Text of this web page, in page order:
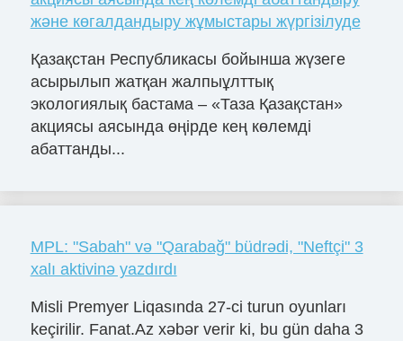
және көгалдандыру жұмыстары жүргізілуде
Қазақстан Республикасы бойынша жүзеге
асырылып жатқан жалпыұлттық
экологиялық бастама – «Таза Қазақстан»
акциясы аясында өңірде кең көлемді
абаттанды...
MPL: "Sabah" və "Qarabağ" büdrədi, "Neftçi" 3
xalı aktivinə yazdırdı
Misli Premyer Liqasında 27-ci turun oyunları
keçirilir. Fanat.Az xəbər verir ki, bu gün daha 3